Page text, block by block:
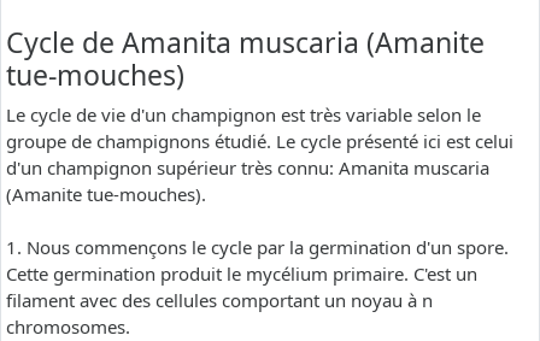
Cycle de Amanita muscaria (Amanite
tue-mouches)
Le cycle de vie d'un champignon est très variable selon le
groupe de champignons étudié. Le cycle présenté ici est celui
d'un champignon supérieur très connu: Amanita muscaria
(Amanite tue-mouches).
1. Nous commençons le cycle par la germination d'un spore.
Cette germination produit le mycélium primaire. C'est un
filament avec des cellules comportant un noyau à n
chromosomes.